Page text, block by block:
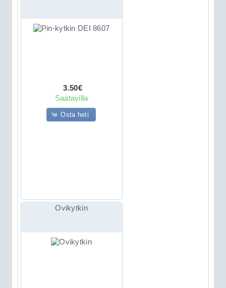
3.50€
Saatavilla
Osta heti
Ovikytkin